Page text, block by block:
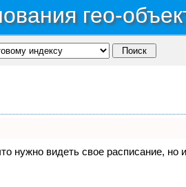
гео-
нужно видеть свое расписание,